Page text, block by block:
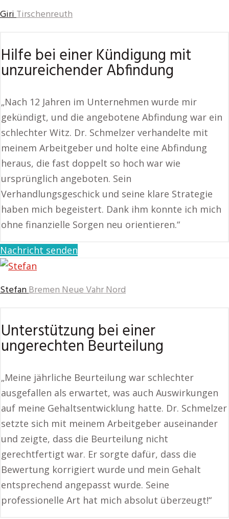
GiriTirschenreuth
Hilfe bei einer Kündigung mit
unzureichender Abfindung
„Nach 12 Jahren im Unternehmen wurde mir
gekündigt, und die angebotene Abfindung war ein
schlechter Witz. Dr. Schmelzer verhandelte mit
meinem Arbeitgeber und holte eine Abfindung
heraus, die fast doppelt so hoch war wie
ursprünglich angeboten. Sein
Verhandlungsgeschick und seine klare Strategie
haben mich begeistert. Dank ihm konnte ich mich
ohne finanzielle Sorgen neu orientieren.“
Nachricht senden
StefanBremen Neue Vahr Nord
Unterstützung bei einer
ungerechten Beurteilung
„Meine jährliche Beurteilung war schlechter
ausgefallen als erwartet, was auch Auswirkungen
auf meine Gehaltsentwicklung hatte. Dr. Schmelzer
setzte sich mit meinem Arbeitgeber auseinander
und zeigte, dass die Beurteilung nicht
gerechtfertigt war. Er sorgte dafür, dass die
Bewertung korrigiert wurde und mein Gehalt
entsprechend angepasst wurde. Seine
professionelle Art hat mich absolut überzeugt!“